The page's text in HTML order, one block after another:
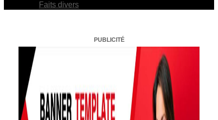
Faits divers
PUBLICITÉ